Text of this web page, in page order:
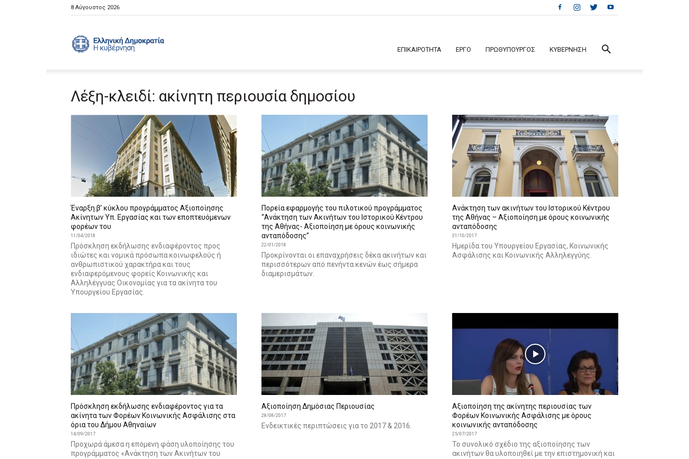
8 Αύγουστος 2026
Κυβέρνηση
ΕΠΙΚΑΙΡΟΤΗΤΑ ΕΡΓΟ ΠΡΩΘΥΠΟΥΡΓΟΣ ΚΥΒΕΡΝΗΣΗ
Λέξη-κλειδί: ακίνητη περιουσία δημοσίου
Έναρξη β’ κύκλου προγράμματος Αξιοποίησης
Ακίνητων Υπ. Εργασίας και των εποπτευόμενων
φορέων του
11/04/2018
Πρόσκληση εκδήλωσης ενδιαφέροντος προς
ιδιώτες και νομικά πρόσωπα κοινωφελούς ή
ανθρωπιστικού χαρακτήρα και τους
ενδιαφερόμενους φορείς Κοινωνικής και
Αλληλέγγυας Οικονομίας για τα ακίνητα του
Υπουργείου Εργασίας.
Πορεία εφαρμογής του πιλοτικού προγράμματος
“Ανάκτηση των Ακινήτων του Ιστορικού Κέντρου
της Αθήνας- Αξιοποίηση με όρους κοινωνικής
ανταπόδοσης”
22/01/2018
Προκρίνονται οι επαναχρήσεις δέκα ακινήτων και
περισσότερων από πενήντα κενών έως σήμερα
διαμερισμάτων.
Ανάκτηση των ακινήτων του Ιστορικού Κέντρου
της Αθήνας – Αξιοποίηση με όρους κοινωνικής
ανταπόδοσης
31/10/2017
Hμερίδα του Υπουργείου Εργασίας, Κοινωνικής
Ασφάλισης και Κοινωνικής Αλληλεγγύης.
Πρόσκληση εκδήλωσης ενδιαφέροντος για τα
ακίνητα των Φορέων Κοινωνικής Ασφάλισης στα
όρια του Δήμου Αθηναίων
14/09/2017
Προχωρά άμεσα η επόμενη φάση υλοποίησης του
προγράμματος «Ανάκτηση των Ακινήτων του
Αξιοποίηση Δημόσιας Περιουσίας
28/08/2017
Ενδεικτικές περιπτώσεις για το 2017 & 2016.
Αξιοποίηση της ακίνητης περιουσίας των
Φορέων Κοινωνικής Ασφάλισης με όρους
κοινωνικής ανταπόδοσης
25/07/2017
Το συνολικό σχέδιο της αξιοποίησης των
ακινήτων θα υλοποιηθεί με την επιστημονική και